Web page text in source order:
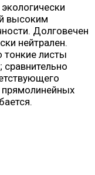
высоким
Долговечен
нейтрален.
тонкие листы
прямолинейных